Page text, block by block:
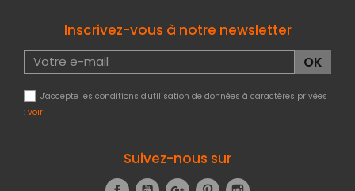
Inscrivez-vous à notre newsletter
J'accepte les conditions d'utilisation de données à caractères privées
: voir
Suivez-nous sur
FacebookYouTubeGoogle+Pinterest